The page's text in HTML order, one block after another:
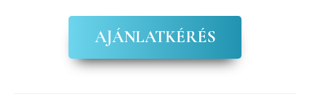
AJÁNLATKÉRÉS